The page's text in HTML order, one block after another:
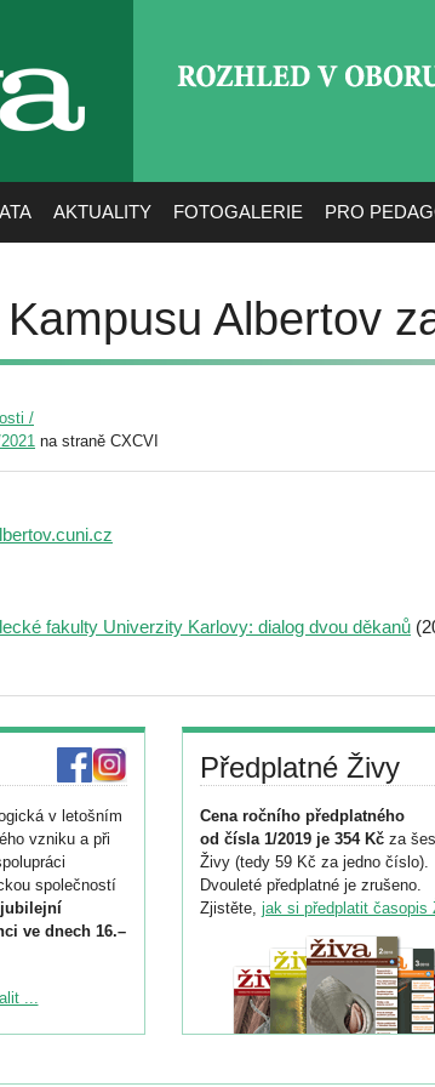
AKTUALITY FOTOGALERIE PRO
Albertov
/
na straně CXCVI
fakulty Univerzity Karlovy: dialog dvou děkanů
v letošním
vzniku a při
společností
jubilejní
ve dnech 16.–
6. září.
...
Předplatné Živy
Cena ročního předplatného
od čísla 1/2019 je 354 Kč za
Živy (tedy 59 Kč za jedno číslo).
Dvouleté předplatné je zrušeno.
Zjistěte, jak si předplatit časopis